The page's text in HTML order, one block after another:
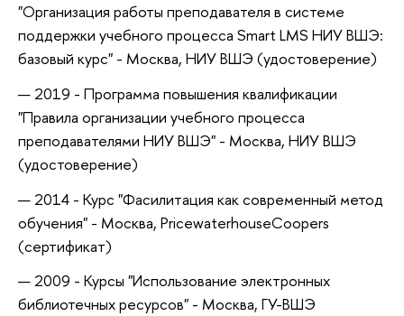
"Организация работы преподавателя в системе
поддержки учебного процесса Smart LMS НИУ ВШЭ:
базовый курс" - Москва, НИУ ВШЭ (удостоверение)
2019 - Программа повышения квалификации
"Правила организации учебного процесса
преподавателями НИУ ВШЭ" - Москва, НИУ ВШЭ
(удостоверение)
2014 - Курс "Фасилитация как современный метод
обучения" - Москва, PricewaterhouseCoopers
(сертификат)
2009 - Курсы "Использование электронных
библиотечных ресурсов" - Москва, ГУ-ВШЭ